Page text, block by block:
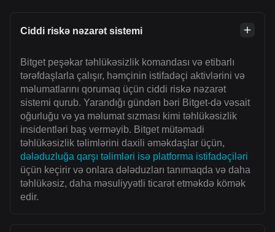
Ciddi riskə nəzarət sistemi
Bitget peşəkar təhlükəsizlik komandası və etibarlı
tərəfdaşlarla çalışır, həmçinin istifadəçi aktivlərini və
məlumatlarını qorumaq üçün ciddi riskə nəzarət
sistemi qurub. Yarandığı gündən bəri Bitget-də vəsait
oğurluğu və ya məlumat sızması kimi təhlükəsizlik
insidentləri baş verməyib. Bitget mütəmadi
təhlükəsizlik təlimlərini daxili əməkdaşlar üçün,
dələduzluğa qarşı təlimləri isə platforma istifadəçiləri
üçün keçirir və onlara dələduzları tanımaqda və daha
təhlükəsiz, daha məsuliyyətli ticarət etməkdə kömək
edir.